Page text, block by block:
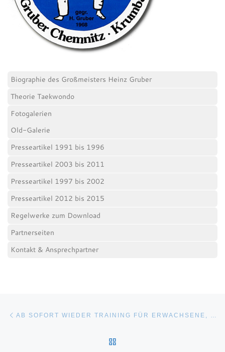
Biographie des Großmeisters Heinz Gruber
Theorie Taekwondo
Fotogalerien
Old-Galerie
Presseartikel 1991 bis 1996
Presseartikel 2003 bis 2011
Presseartikel 1997 bis 2002
Presseartikel 2012 bis 2015
Regelwerke zum Download
Partnerseiten
Kontakt & Ansprechpartner